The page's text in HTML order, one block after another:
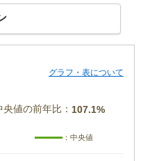
グラフ・表について
値の前年比： 107.1%
：中央値